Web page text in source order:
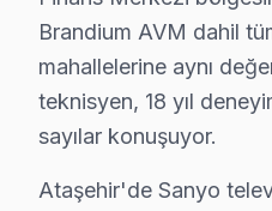
Ataşehir bölgesinde
1.Panel Arızası
Fiziksel belirti: Ekranda
Neden: Sanyo'nun LCD
2025 Türkiye fiyatı:
Brandium AVM dahil
mahallelerine aynı
teknisyen, 18 yıl
sayılar konuşuyor.
Ataşehir'de Sanyo